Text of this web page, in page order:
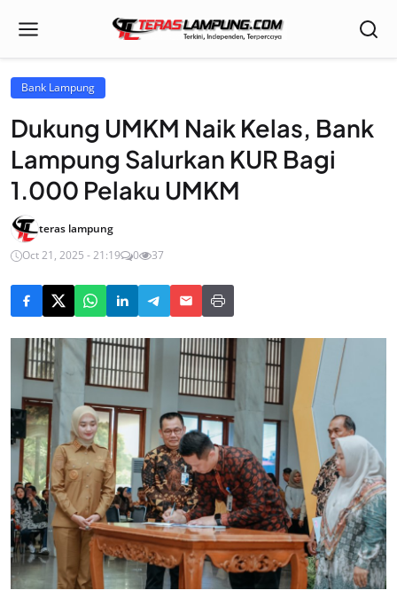
Bank Lampung
Dukung UMKM Naik Kelas, Bank
Lampung Salurkan KUR Bagi
1.000 Pelaku UMKM
teras lampung
Oct 21, 2025 - 21:19
0 37